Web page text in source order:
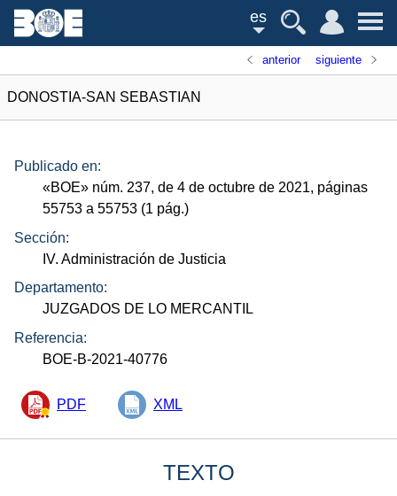
es
anterior siguiente
DONOSTIA-SAN SEBASTIAN
Publicado en:
«BOE» núm. 237, de 4 de octubre de 2021, páginas
55753 a 55753 (1 pág.)
Sección:
IV. Administración de Justicia
Departamento:
JUZGADOS DE LO MERCANTIL
Referencia:
BOE-B-2021-40776
PDF XML
TEXTO